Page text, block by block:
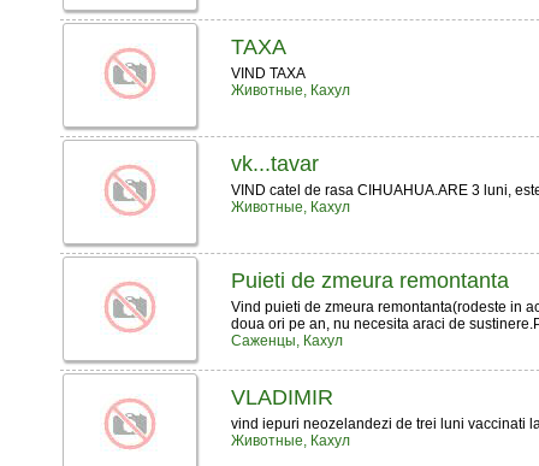
TAXA
VIND TAXA
Животные, Кахул
vk...tavar
VIND catel de rasa CIHUAHUA.ARE 3 luni,
Животные, Кахул
Puieti de zmeura remontanta
Vind puieti de zmeura remontanta(rodeste in
doua ori pe an, nu necesita araci de
Саженцы, Кахул
VLADIMIR
vind iepuri neozelandezi de trei luni vaccinati
Животные, Кахул